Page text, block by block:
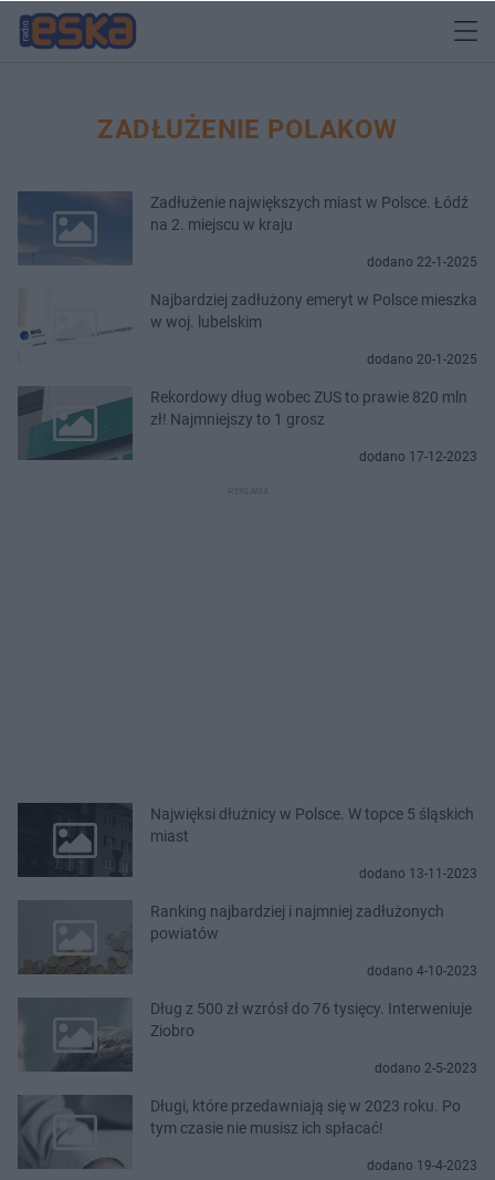
ZADŁUŻENIE POLAKOW
Zadłużenie największych miast w Polsce. Łódź
na 2. miejscu w kraju
dodano 22-1-2025
Najbardziej zadłużony emeryt w Polsce mieszka
w woj. lubelskim
dodano 20-1-2025
Rekordowy dług wobec ZUS to prawie 820 mln
zł! Najmniejszy to 1 grosz
dodano 17-12-2023
Najwięksi dłużnicy w Polsce. W topce 5 śląskich
miast
dodano 13-11-2023
Ranking najbardziej i najmniej zadłużonych
powiatów
dodano 4-10-2023
Dług z 500 zł wzrósł do 76 tysięcy. Interweniuje
Ziobro
dodano 2-5-2023
Długi, które przedawniają się w 2023 roku. Po
tym czasie nie musisz ich spłacać!
dodano 19-4-2023